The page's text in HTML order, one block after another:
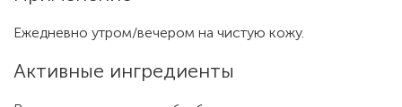
Ежедневно утром/вечером на чистую кожу.
Активные ингредиенты